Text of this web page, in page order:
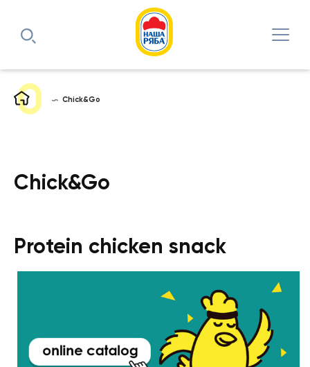
Chick&Go
Chick&Go
Protein chicken snack